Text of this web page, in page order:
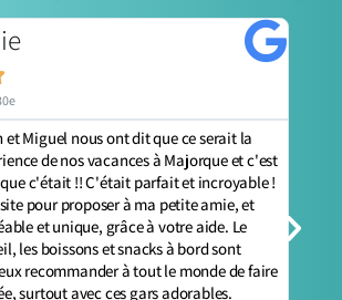
et Miguel nous ont dit que ce serait la
de nos vacances à Majorque et c'est
c'était !! C'était parfait et incroyable !
pour proposer à ma petite amie, et
et unique, grâce à votre aide. Le
les boissons et snacks à bord sont
recommander à tout le monde de faire
surtout avec ces gars adorables.